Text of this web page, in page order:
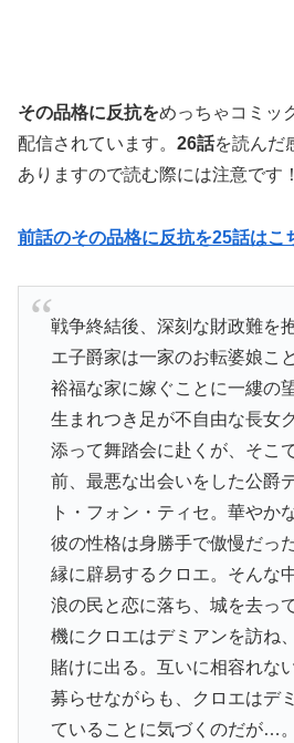
その品格に反抗をめっちゃコミッ
配信されています。 26話を読んだ
ありますので読む際には注意です！
前話のその品格に反抗を25話はこ
戦争終結後、深刻な財政難を
エ子爵家は一家のお転婆娘こ
裕福な家に嫁ぐことに一縷の
生まれつき足が不自由な長女
添って舞踏会に赴くが、そこ
前、最悪な出会いをした公爵
ト・フォン・ティセ。華やか
彼の性格は身勝手で傲慢だっ
縁に辟易するクロエ。そんな
浪の民と恋に落ち、城を去っ
機にクロエはデミアンを訪ね
賭けに出る。互いに相容れな
募らせながらも、クロエはデ
ていることに気づくのだが…。